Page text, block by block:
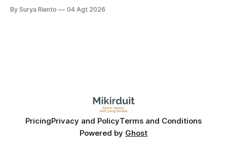
Bagaimana hubungannya?
By Surya Rianto 04 Agt 2026
PricingPrivacy and PolicyTerms and Conditions
Powered by Ghost